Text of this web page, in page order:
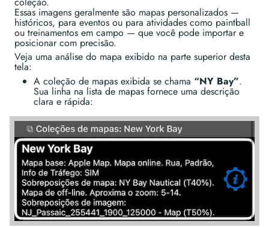
Essas imagens geralmente são mapas personalizados —
históricos, para eventos ou para atividades como paintball
ou treinamentos em campo — que você pode importar e
posicionar com precisão.
Veja uma análise do mapa exibido na parte superior desta
tela:
A coleção de mapas exibida se chama “NY Bay”.
Sua linha na lista de mapas fornece uma descrição
clara e rápida: